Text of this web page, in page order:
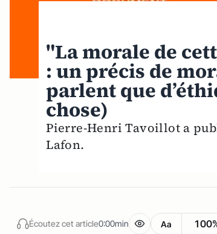
"La morale de
: un précis de
parlent que
chose)
Pierre-Henri Tavoillot a
Lafon.
Écoutez cet article0:00min Aa